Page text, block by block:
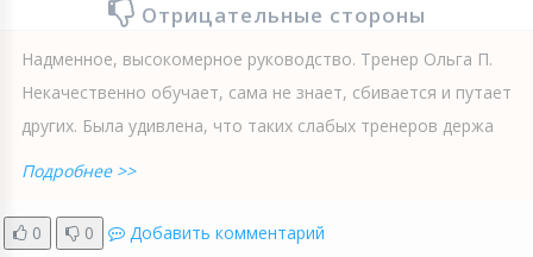
Отрицательные стороны
Надменное, высокомерное руководство. Тренер Ольга П.
Некачественно обучает, сама не знает, сбивается и путает
других. Была удивлена, что таких слабых тренеров держа
Подробнее >>
0 0 Добавить комментарий